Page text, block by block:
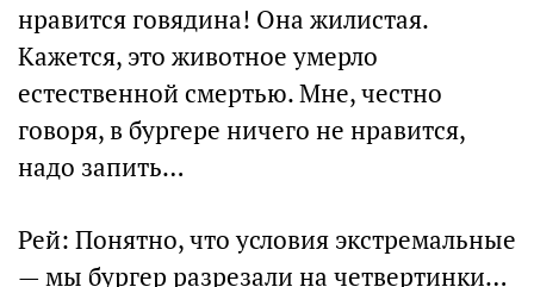
нравится говядина! Она жилистая.
Кажется, это животное умерло
естественной смертью. Мне, честно
говоря, в бургере ничего не нравится,
надо запить…
Рей: Понятно, что условия экстремальные
— мы бургер разрезали на четвертинки…